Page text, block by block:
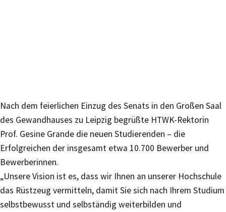
Nach dem feierlichen Einzug des Senats in den Großen Saal
des Gewandhauses zu Leipzig begrüßte HTWK-Rektorin
Prof. Gesine Grande die neuen Studierenden – die
Erfolgreichen der insgesamt etwa 10.700 Bewerber und
Bewerberinnen.
„Unsere Vision ist es, dass wir Ihnen an unserer Hochschule
das Rüstzeug vermitteln, damit Sie sich nach Ihrem Studium
selbstbewusst und selbständig weiterbilden und